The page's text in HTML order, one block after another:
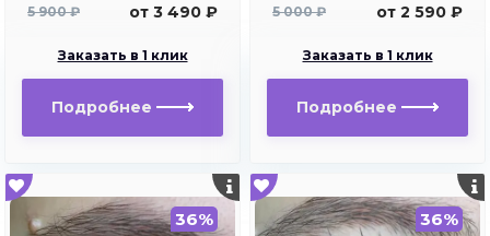
5 900 ₽
от 3 490 ₽
Заказать в 1 клик
Подробнее
5 000 ₽
от 2 590 ₽
Заказать в 1 клик
Подробнее
36% 36%